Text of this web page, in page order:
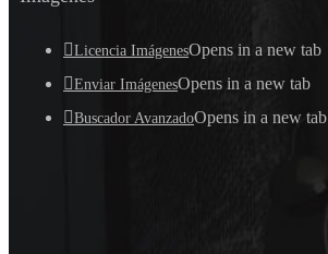
Licencia ImágenesOpens in a new tab
Enviar ImágenesOpens in a new tab
Buscador AvanzadoOpens in a new tab